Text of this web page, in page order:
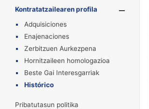
Kontratatzailearen profila
Adquisiciones
Enajenaciones
Zerbitzuen Aurkezpena
Hornitzaileen homologazioa
Beste Gai Interesgarriak
Histórico
Pribatutasun politika